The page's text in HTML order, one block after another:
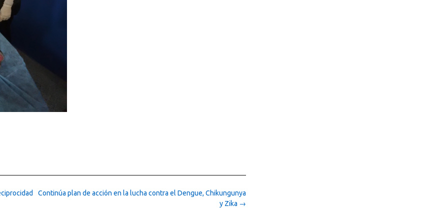
Continúa plan de acción en la lucha contra el Dengue, Chikungunya
y Zika →